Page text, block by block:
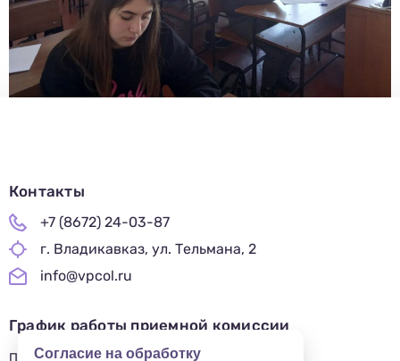
Контакты
+7 (8672) 24-03-87
г. Владикавказ, ул. Тельмана, 2
info@vpcol.ru
График работы приемной комиссии
ПН-ПТ 09:00-17:00
Согласие на обработку